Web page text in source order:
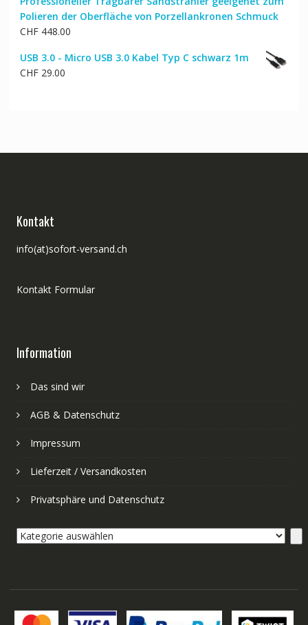
Polieren der Oberfläche von Porzellankronen Schmuck
CHF448.00
USB 3.0 - Micro USB 3.0 Kabel Typ C schwarz 1m
CHF29.00
Kontakt
info(at)sofort-versand.ch
Kontakt Formular
Information
Das sind wir
AGB & Datenschutz
Impressum
Lieferzeit / Versandkosten
Privatsphäre und Datenschutz
Kategorie